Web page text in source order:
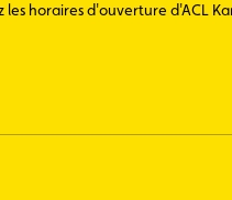
les horaires d'ouverture d'ACL